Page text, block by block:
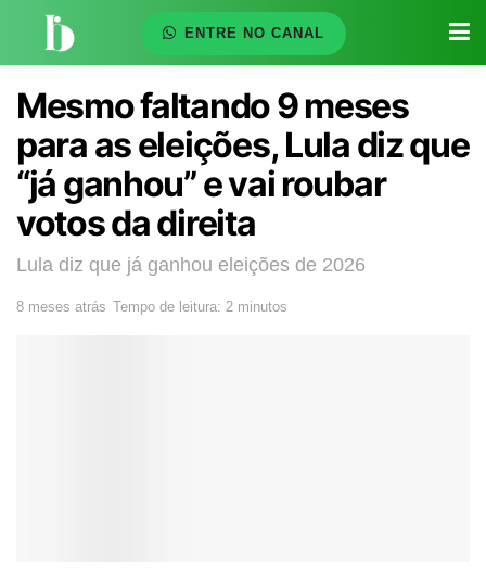
ENTRE NO CANAL
Mesmo faltando 9 meses
para as eleições, Lula diz que
“já ganhou” e vai roubar
votos da direita
Lula diz que já ganhou eleições de 2026
8 meses atrás Tempo de leitura: 2 minutos